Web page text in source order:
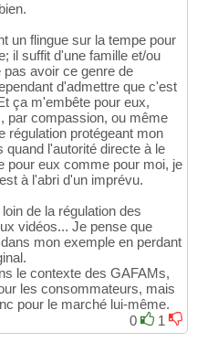
un flingue sur la tempe pour
il suffit d'une famille et/ou
avoir ce genre de
d'admettre que c'est
ça m'embête pour eux,
par compassion, ou même
régulation protégeant mon
l'autorité directe à le
pour eux comme pour moi, je
à l'abri d'un imprévu.
de la régulation des
vidéos... Je pense que
mon exemple en perdant
le contexte des GAFAMs,
les consommateurs, mais
pour le marché lui-même.
0
1